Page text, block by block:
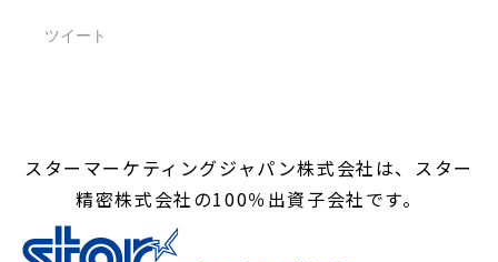
ツイート
スターマーケティングジャパン株式会社は、スター
精密株式会社の100％出資子会社です。